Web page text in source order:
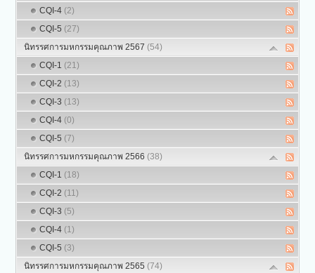
CQI-4 (2)
CQI-5 (27)
นิทรรศการมหกรรมคุณภาพ 2567 (54)
CQI-1 (21)
CQI-2 (13)
CQI-3 (13)
CQI-4 (0)
CQI-5 (7)
นิทรรศการมหกรรมคุณภาพ 2566 (38)
CQI-1 (18)
CQI-2 (11)
CQI-3 (5)
CQI-4 (1)
CQI-5 (3)
นิทรรศการมหกรรมคุณภาพ 2565 (74)